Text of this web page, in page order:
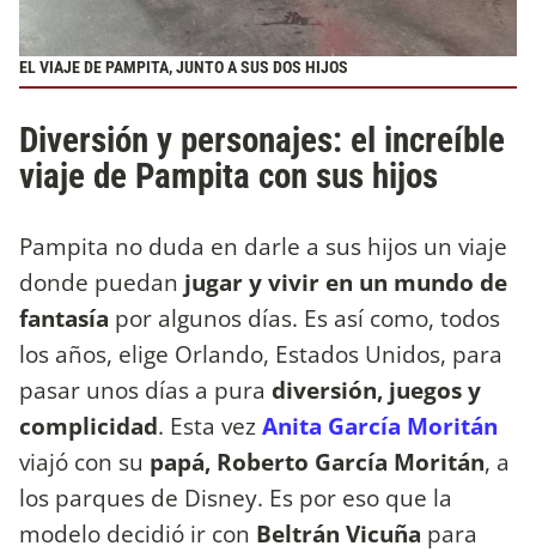
EL VIAJE DE PAMPITA, JUNTO A SUS DOS HIJOS
Diversión y personajes: el increíble
viaje de Pampita con sus hijos
Pampita no duda en darle a sus hijos un viaje
donde puedan jugar y vivir en un mundo de
fantasía por algunos días. Es así como, todos
los años, elige Orlando, Estados Unidos, para
pasar unos días a pura diversión, juegos y
complicidad. Esta vezAnita García Moritán
viajó con su papá, Roberto García Moritán, a
los parques de Disney. Es por eso que la
modelo decidió ir con Beltrán Vicuña para